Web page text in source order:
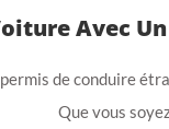
Avec
de conduire
Que vous